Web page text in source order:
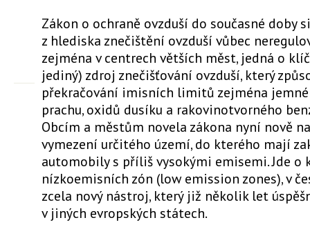
Zákon o ochraně ovzduší do současné doby
z hlediska znečištění ovzduší vůbec
zejména v centrech větších měst, jedná o
jediný) zdroj znečišťování ovzduší, který
překračování imisních limitů zejména
prachu, oxidů dusíku a rakovinotvorného
Obcím a městům novela zákona nyní nově
vymezení určitého území, do kterého mají
automobily s příliš vysokými emisemi. Jde o
nízkoemisních zón (low emission zones), v
zcela nový nástroj, který již několik let
v jiných evropských státech.